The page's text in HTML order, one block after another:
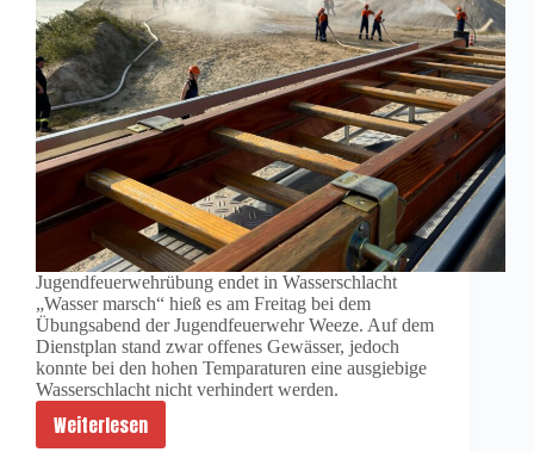
Jugendfeuerwehrübung endet in Wasserschlacht
„Wasser marsch“ hieß es am Freitag bei dem
Übungsabend der Jugendfeuerwehr Weeze. Auf dem
Dienstplan stand zwar offenes Gewässer, jedoch
konnte bei den hohen Temparaturen eine ausgiebige
Wasserschlacht nicht verhindert werden.
WeiterlesenJugenfeuerwehrübung